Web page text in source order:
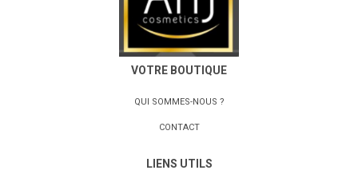
VOTRE BOUTIQUE
QUI SOMMES-NOUS ?
CONTACT
LIENS UTILS